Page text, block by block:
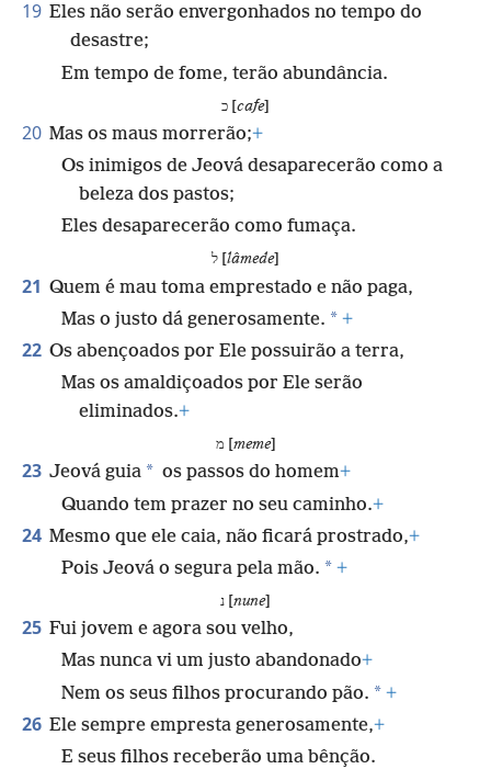
19 Eles não serão envergonhados no tempo do
desastre;
Em tempo de fome, terão abundância.
כ [cafe]
20 Mas os maus morrerão;+
Os inimigos de Jeová desaparecerão como a
beleza dos pastos;
Eles desaparecerão como fumaça.
lâmede]
21 Quem é mau toma emprestado e não paga,
Mas o justo dá generosamente. * +
22 Os abençoados por Ele possuirão a terra,
Mas os amaldiçoados por Ele serão
eliminados.+
meme]
23 Jeová guia * os passos do homem+
Quando tem prazer no seu caminho.+
24 Mesmo que ele caia, não ficará prostrado,+
Pois Jeová o segura pela mão. * +
nune]
25 Fui jovem e agora sou velho,
Mas nunca vi um justo abandonado+
Nem os seus filhos procurando pão. * +
26 Ele sempre empresta generosamente,+
E seus filhos receberão uma bênção.